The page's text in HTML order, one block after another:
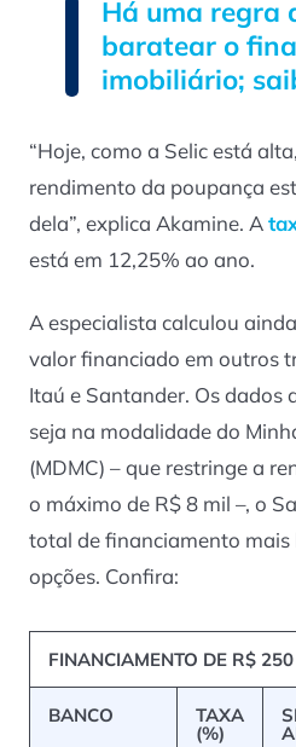
Há uma regra
baratear o
imobiliário;
“Hoje, como a Selic está
rendimento da poupança
dela”, explica Akamine. A
está em 12,25% ao ano.
A especialista calculou
valor financiado em outros
Itaú e Santander. Os dados
seja na modalidade do
(MDMC) – que restringe a
o máximo de R$ 8 mil –, o
total de financiamento mais
opções. Confira:
FINANCIAMENTO DE R$
BANCO TAXA
(%)